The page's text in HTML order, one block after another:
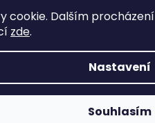
cookie. Dalším
zde.
Nastavení
Souhlasím